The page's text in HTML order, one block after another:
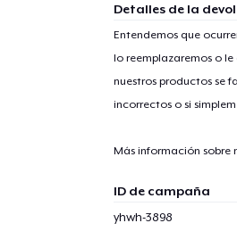
Detalles de la
Entendemos que
lo reemplazaremos o
nuestros productos se
incorrectos o si
Más información sobre
ID de campaña
yhwh-3898